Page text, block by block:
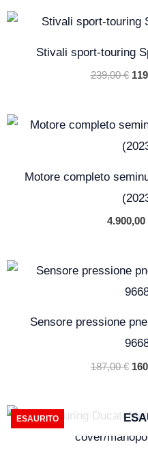
Stivali sport-touring
239,00€
Il
Motore completo
4.900,00
Sensore pressione
187,00€
Il
ESAURITO
Il